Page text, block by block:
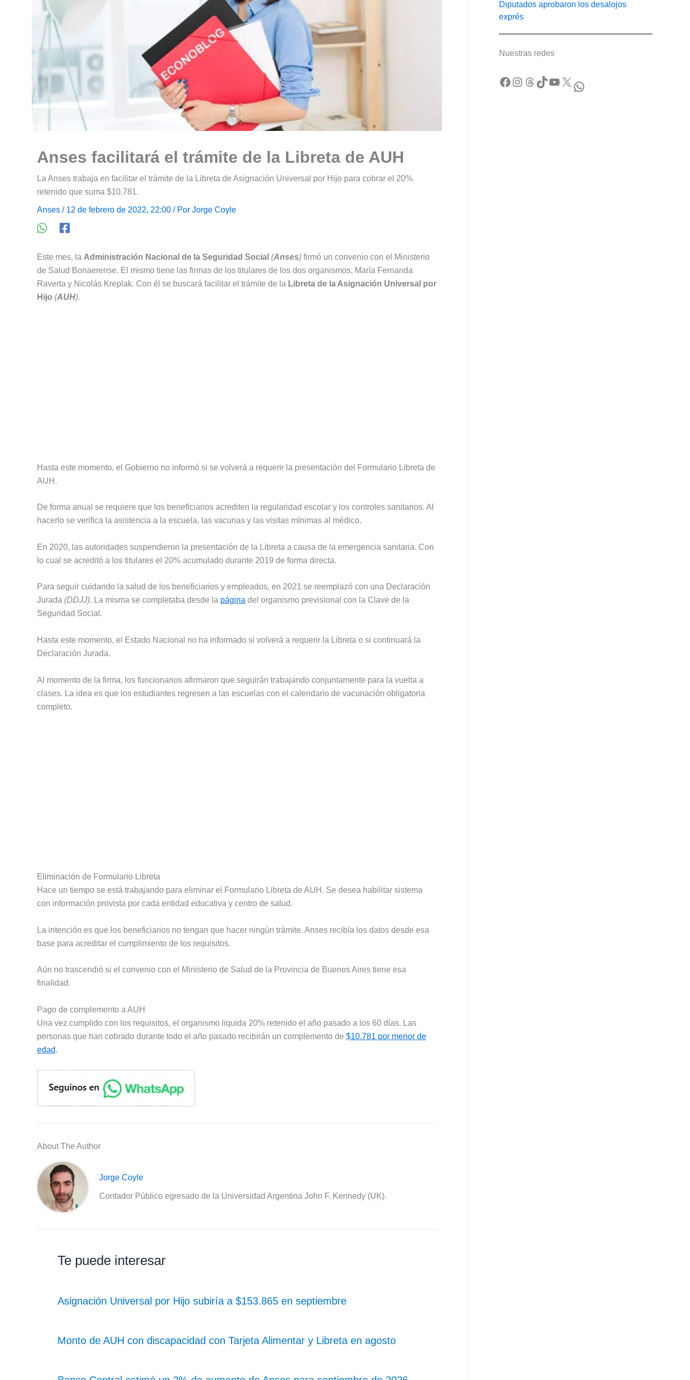
Anses facilitará el trámite de la Libreta de AUH
La Anses trabaja en facilitar el trámite de la Libreta de Asignación Universal por Hijo para cobrar el 20%
retenido que suma $10.781.
Anses / 12 de febrero de 2022, 22:00 / Por Jorge Coyle
Este mes, la Administración Nacional de la Seguridad Social (Anses) firmó un convenio con el Ministerio
de Salud Bonaerense. El mismo tiene las firmas de los titulares de los dos organismos, María Fernanda
Raverta y Nicolás Kreplak. Con él se buscará facilitar el trámite de la Libreta de la Asignación Universal por
Hijo (AUH).
Hasta este momento, el Gobierno no informó si se volverá a requerir la presentación del Formulario Libreta de
AUH.
De forma anual se requiere que los beneficiarios acrediten la regularidad escolar y los controles sanitarios. Al
hacerlo se verifica la asistencia a la escuela, las vacunas y las visitas mínimas al médico.
En 2020, las autoridades suspendieron la presentación de la Libreta a causa de la emergencia sanitaria. Con
lo cual se acreditó a los titulares el 20% acumulado durante 2019 de forma directa.
Para seguir cuidando la salud de los beneficiarios y empleados, en 2021 se reemplazó con una Declaración
Jurada (DDJJ). La misma se completaba desde la página del organismo previsional con la Clave de la
Seguridad Social.
Hasta este momento, el Estado Nacional no ha informado si volverá a requerir la Libreta o si continuará la
Declaración Jurada.
Al momento de la firma, los funcionarios afirmaron que seguirán trabajando conjuntamente para la vuelta a
clases. La idea es que los estudiantes regresen a las escuelas con el calendario de vacunación obligatoria
completo.
Eliminación de Formulario Libreta
Hace un tiempo se está trabajando para eliminar el Formulario Libreta de AUH. Se desea habilitar sistema
con información provista por cada entidad educativa y centro de salud.
La intención es que los beneficiarios no tengan que hacer ningún trámite. Anses recibía los datos desde esa
base para acreditar el cumplimiento de los requisitos.
Aún no trascendió si el convenio con el Ministerio de Salud de la Provincia de Buenos Aires tiene esa
finalidad.
Pago de complemento a AUH
Una vez cumplido con los requisitos, el organismo liquida 20% retenido el año pasado a los 60 días. Las
personas que han cobrado durante todo el año pasado recibirán un complemento de $10.781 por menor de
edad.
About The Author
Jorge Coyle
Contador Público egresado de la Universidad Argentina John F. Kennedy (UK).
Te puede interesar
Asignación Universal por Hijo subiría a $153.865 en septiembre
Monto de AUH con discapacidad con Tarjeta Alimentar y Libreta en agosto
Diputados aprobaron los desalojos
exprés
Nuestras redes
Facebook Instagram Threads TikTok YouTube X WhatsApp